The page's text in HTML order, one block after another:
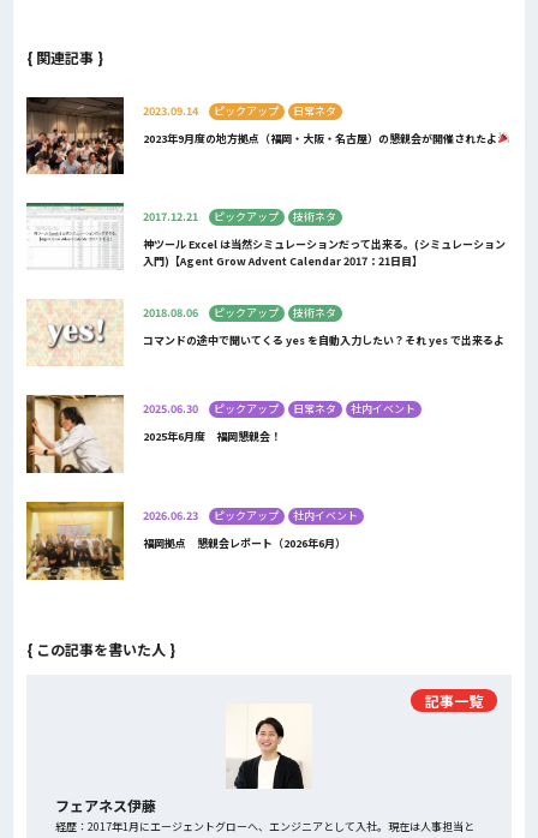
{ 関連記事 }
2023.09.14 ピックアップ
日常ネタ
2023年9月度の地方拠点（福岡・大阪・名古屋）の懇親会が開催されたよ
2017.12.21 ピックアップ
技術ネタ
神ツール Excel は当然シミュレーションだって出来る。(シミュレーション
入門)【Agent Grow Advent Calendar 2017：21日目】
2018.08.06 ピックアップ
技術ネタ
コマンドの途中で聞いてくる yes を自動入力したい？それ yes で出来るよ
2025.06.30 ピックアップ 日常ネタ
社内イベント
2025年6月度 福岡懇親会！
2026.06.23 ピックアップ
社内イベント
福岡拠点 懇親会レポート（2026年6月）
{ この記事を書いた人 }
フェアネス伊藤
経歴：2017年1月にエージェントグローへ、エンジニアとして入社。現在は人事担当と
記事一覧